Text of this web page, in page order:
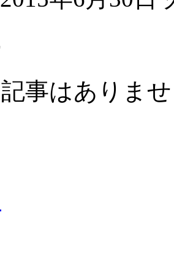
事はありませ